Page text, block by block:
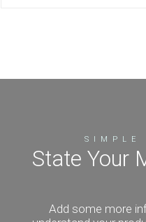
SIMPLE
State Your
Add some more